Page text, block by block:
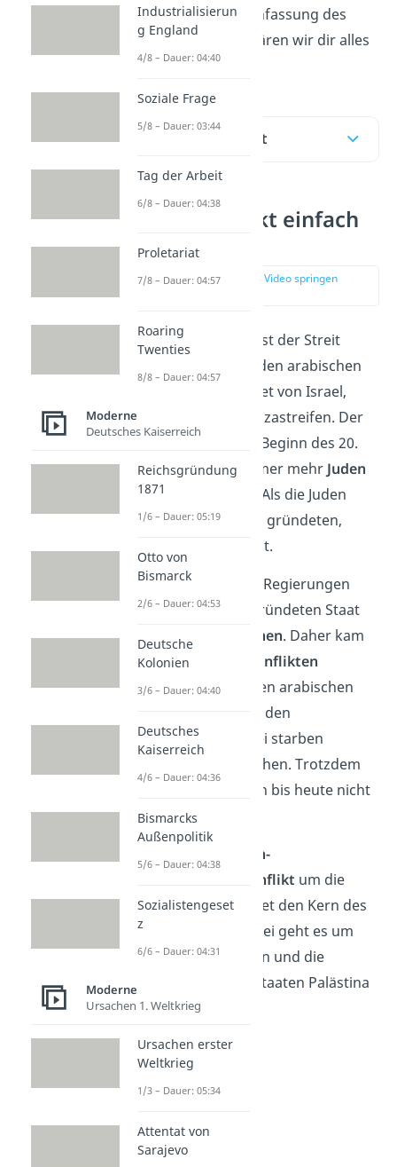
Videozur Zusammenfassung des
Nahostkonflikts erklären wir dir alles
darüber!
Inhaltsübersicht
Nahostkonflikt einfach
erklärt
zur Stelle im Video springen
DerNahostkonflikt
ist der Streit
zwischen Israel und den arabischen
Staaten um das Gebiet von Israel,
Palästina und den Gazastreifen. Der
Konflikt entstand zu Beginn des 20.
Jahrhunderts, als immer mehr Juden
in das Gebiet zogen. Als die Juden
1948 den Staat
gründeten,
eskalierte der Konflikt.
Denn die arabischen Regierungen
wollten den neu gegründeten Staat
Israel nicht anerkennen. Daher kam
es zuKriegen und Konflikten
zwischen Israel, seinen arabischen
Nachbarländern und den
Palästinensern. Dabei starben
Tausende von Menschen. Trotzdem
sind die Streitigkeiten bis heute nicht
beendet.
israelisch-
palästinensische Konflikt um die
Region Palästina bildet den Kern des
Nahostkonflikts. Dabei geht es um
das Land, die Grenzen und die
Rechtfertigung der Staaten Palästina
und Israel.
Industrialisierun
g England
4/8 – Dauer: 04:40
Soziale Frage
5/8 – Dauer: 03:44
Tag der Arbeit
6/8 – Dauer: 04:38
Proletariat
7/8 – Dauer: 04:57
Roaring
Twenties
8/8 – Dauer: 04:57
Moderne
Deutsches Kaiserreich
Reichsgründung
1871
1/6 – Dauer: 05:19
Otto von
Bismarck
2/6 – Dauer: 04:53
Deutsche
Kolonien
3/6 – Dauer: 04:40
Deutsches
Kaiserreich
4/6 – Dauer: 04:36
Bismarcks
Außenpolitik
5/6 – Dauer: 04:38
Sozialistengeset
z
6/6 – Dauer: 04:31
Moderne
Ursachen 1. Weltkrieg
Ursachen erster
Weltkrieg
1/3 – Dauer: 05:34
Attentat von
Sarajevo